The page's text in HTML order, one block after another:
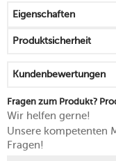
made in Germany
Eigenschaften
Produktsicherheit
Kundenbewertungen
Fragen zum Produkt?
Wir helfen gerne!
Unsere kompetenten
Fragen!